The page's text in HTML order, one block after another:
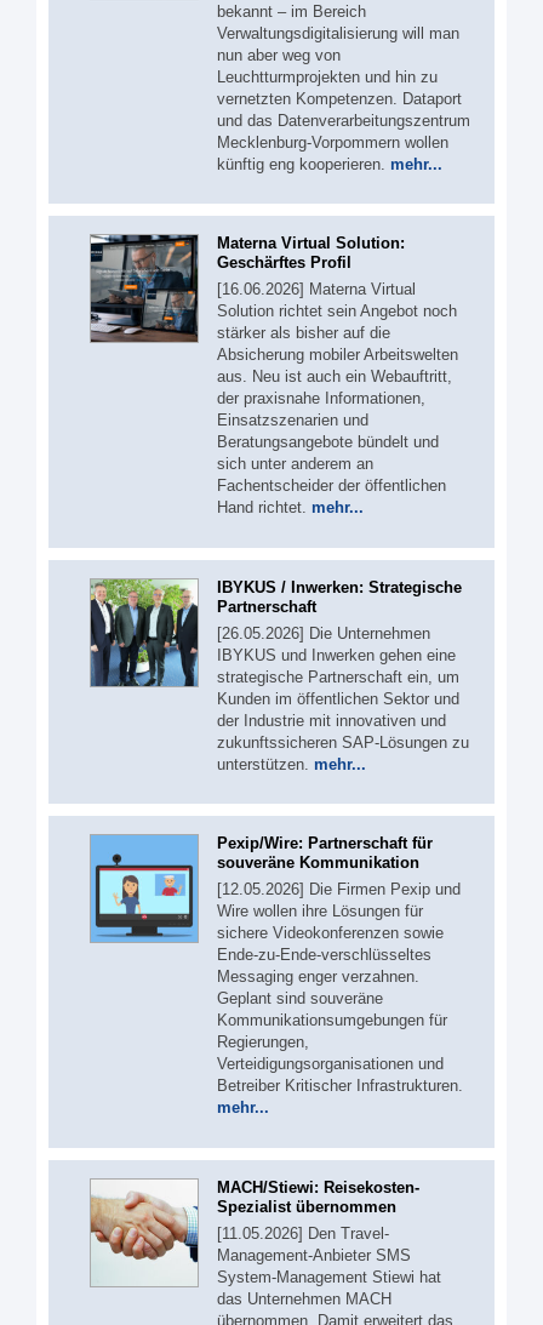
bekannt – im Bereich
Verwaltungsdigitalisierung will man
nun aber weg von
Leuchtturmprojekten und hin zu
vernetzten Kompetenzen. Dataport
und das Datenverarbeitungszentrum
Mecklenburg-Vorpommern wollen
künftig eng kooperieren. mehr...
Materna Virtual Solution:
Geschärftes Profil
[16.06.2026] Materna Virtual
Solution richtet sein Angebot noch
stärker als bisher auf die
Absicherung mobiler Arbeitswelten
aus. Neu ist auch ein Webauftritt,
der praxisnahe Informationen,
Einsatzszenarien und
Beratungsangebote bündelt und
sich unter anderem an
Fachentscheider der öffentlichen
Hand richtet. mehr...
IBYKUS / Inwerken: Strategische
Partnerschaft
[26.05.2026] Die Unternehmen
IBYKUS und Inwerken gehen eine
strategische Partnerschaft ein, um
Kunden im öffentlichen Sektor und
der Industrie mit innovativen und
zukunftssicheren SAP-Lösungen zu
unterstützen. mehr...
Pexip/Wire: Partnerschaft für
souveräne Kommunikation
[12.05.2026] Die Firmen Pexip und
Wire wollen ihre Lösungen für
sichere Videokonferenzen sowie
Ende-zu-Ende-verschlüsseltes
Messaging enger verzahnen.
Geplant sind souveräne
Kommunikationsumgebungen für
Regierungen,
Verteidigungsorganisationen und
Betreiber Kritischer Infrastrukturen.
mehr...
MACH/Stiewi: Reisekosten-
Spezialist übernommen
[11.05.2026] Den Travel-
Management-Anbieter SMS
System-Management Stiewi hat
das Unternehmen MACH
übernommen. Damit erweitert das